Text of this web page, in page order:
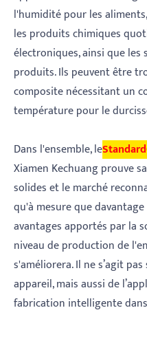
l'humidité pour les
les produits chimiques
électroniques, ainsi que les
produits. Ils peuvent être
composite nécessitant un
température pour le
Dans l'ensemble, leStandard
Xiamen Kechuang prouve
solides et le marché
qu'à mesure que
avantages apportés par la
niveau de production de
s'améliorera. Il ne s’agit
appareil, mais aussi de
fabrication intelligente